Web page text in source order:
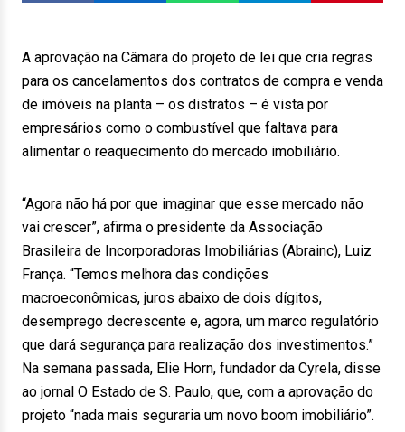
A aprovação na Câmara do projeto de lei que cria regras
para os cancelamentos dos contratos de compra e venda
de imóveis na planta – os distratos – é vista por
empresários como o combustível que faltava para
alimentar o reaquecimento do mercado imobiliário.
“Agora não há por que imaginar que esse mercado não
vai crescer”, afirma o presidente da Associação
Brasileira de Incorporadoras Imobiliárias (Abrainc), Luiz
França. “Temos melhora das condições
macroeconômicas, juros abaixo de dois dígitos,
desemprego decrescente e, agora, um marco regulatório
que dará segurança para realização dos investimentos.”
Na semana passada, Elie Horn, fundador da Cyrela, disse
ao jornal O Estado de S. Paulo, que, com a aprovação do
projeto “nada mais seguraria um novo boom imobiliário”.